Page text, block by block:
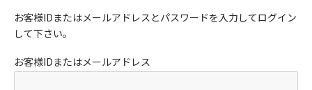
お客様IDまたはメールアドレスとパスワードを入力してログイン
して下さい。
お客様IDまたはメールアドレス